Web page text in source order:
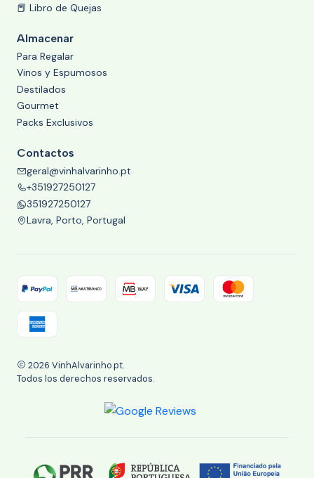
📕 Libro de Quejas
Almacenar
Para Regalar
Vinos y Espumosos
Destilados
Gourmet
Packs Exclusivos
Contactos
geral@vinhalvarinho.pt
+351927250127
351927250127
Lavra, Porto, Portugal
2026 VinhAlvarinho.pt.
Todos los derechos reservados.